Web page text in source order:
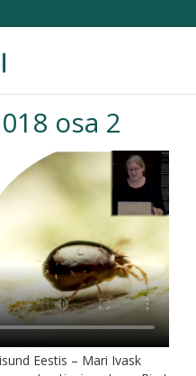
osa 2
Eestis – Mari Ivask